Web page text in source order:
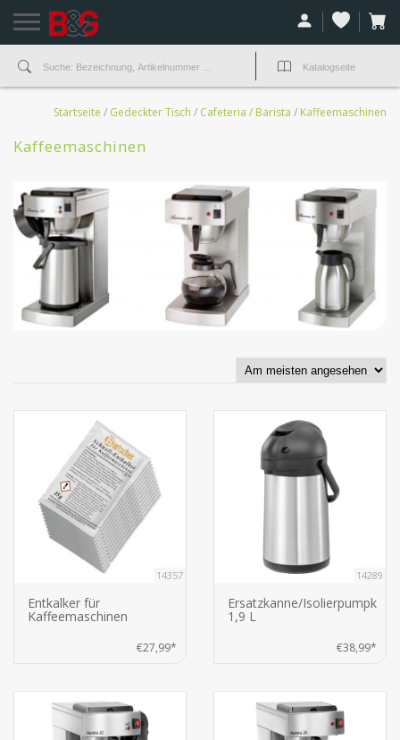
Startseite / Gedeckter Tisch / Cafeteria / Barista / Kaffeemaschinen
Kaffeemaschinen
14357
Entkalker für
Kaffeemaschinen
€27,99*
14289
Ersatzkanne/
1,9 L
€38,99*